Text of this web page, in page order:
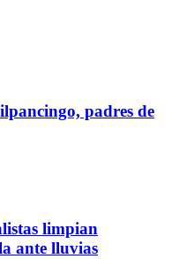
padres de
limpian
ante lluvias